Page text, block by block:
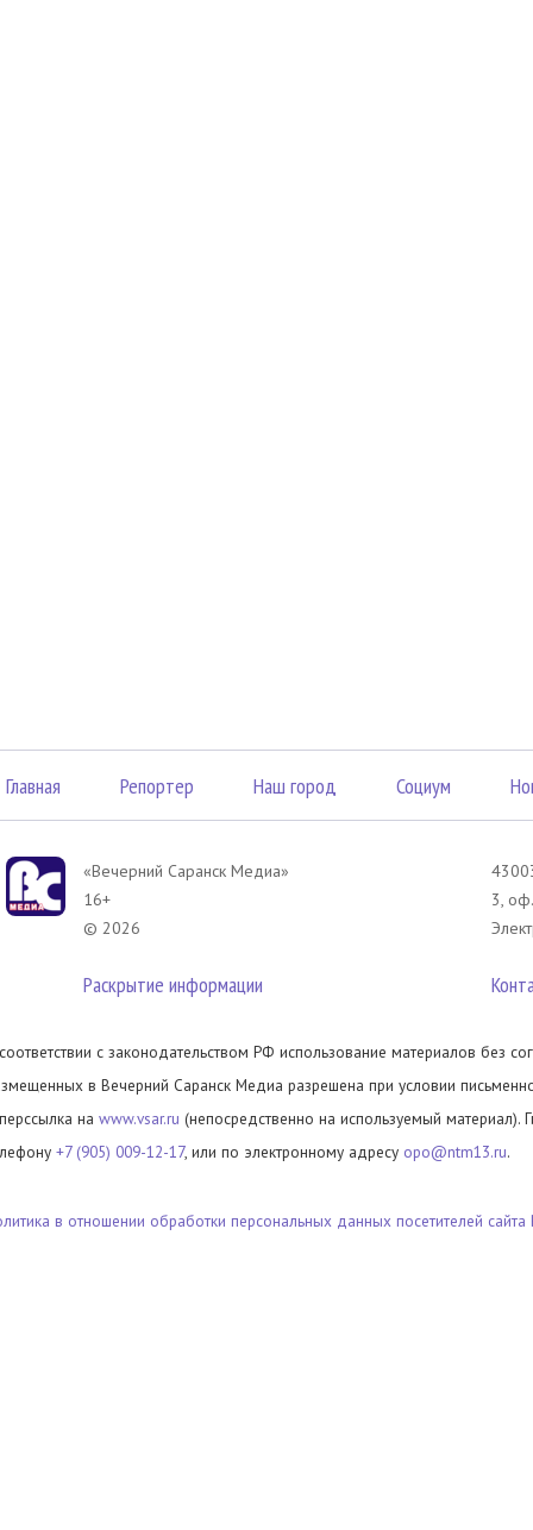
Главная Репортер Наш город Социум
«Вечерний Саранск Mедиа»
16+
© 2026
Раскрытие информации
3,
с законодательством РФ использование материалов без
в Вечерний Саранск Медиа разрешена при условии
на www.vsar.ru (непосредственно на используемый материал).
+7 (905) 009-12-17, или по электронному адресу opo@ntm13.ru.
в отношении обработки персональных данных посетителей